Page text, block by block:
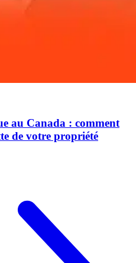
au Canada : comment
de votre propriété